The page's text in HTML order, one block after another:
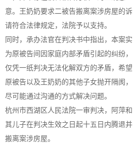
意。王奶奶要求二被告搬离案涉房屋的诉
请符合法律规定，法院予以支持。
同时，承办法官在判决书中指出，本案实
为原被告间因家庭内部矛盾引起的纠纷，
仅凭一纸判决无法化解双方的矛盾，希望
原被告以及王奶奶的其他子女抛开隔阂，
尽可能通过沟通的方式解决问题。
杭州市西湖区人民法院一审判决，阿萍和
其儿子在判决生效之日起十五日内腾退并
搬离案涉房屋。